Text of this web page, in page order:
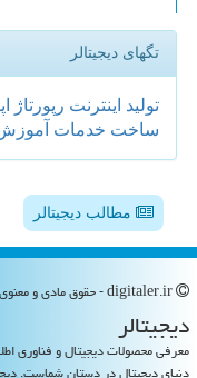
تگهای دیجیتالر
تولید اینترنت رپورتاژ
ساخت خدمات
مطالب دیجیتالر
دیجیتالر
معرفی محصولات دیجیتال و فناوری
دنیای دیجیتال در دستان شماست.